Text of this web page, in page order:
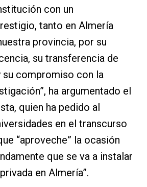
con un
tanto en Almería
provincia, por su
su transferencia de
compromiso con la
ha argumentado el
quien ha pedido al
en el transcurso
“aproveche” la ocasión
que se va a instalar
en Almería”.